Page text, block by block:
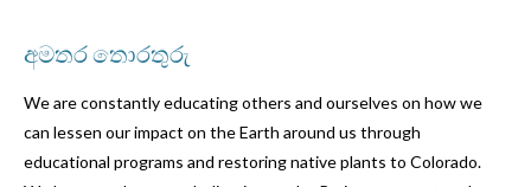
අමතර තොරතුරු
We are constantly educating others and ourselves on how we
can lessen our impact on the Earth around us through
educational programs and restoring native plants to Colorado.